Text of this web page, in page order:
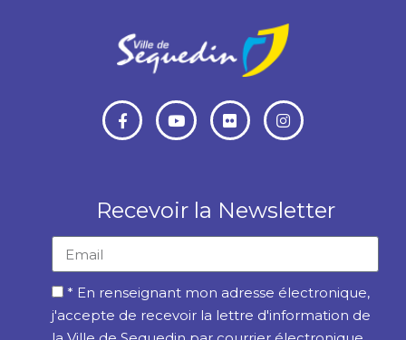
Recevoir la Newsletter
* En renseignant mon adresse électronique,
j'accepte de recevoir la lettre d'information de